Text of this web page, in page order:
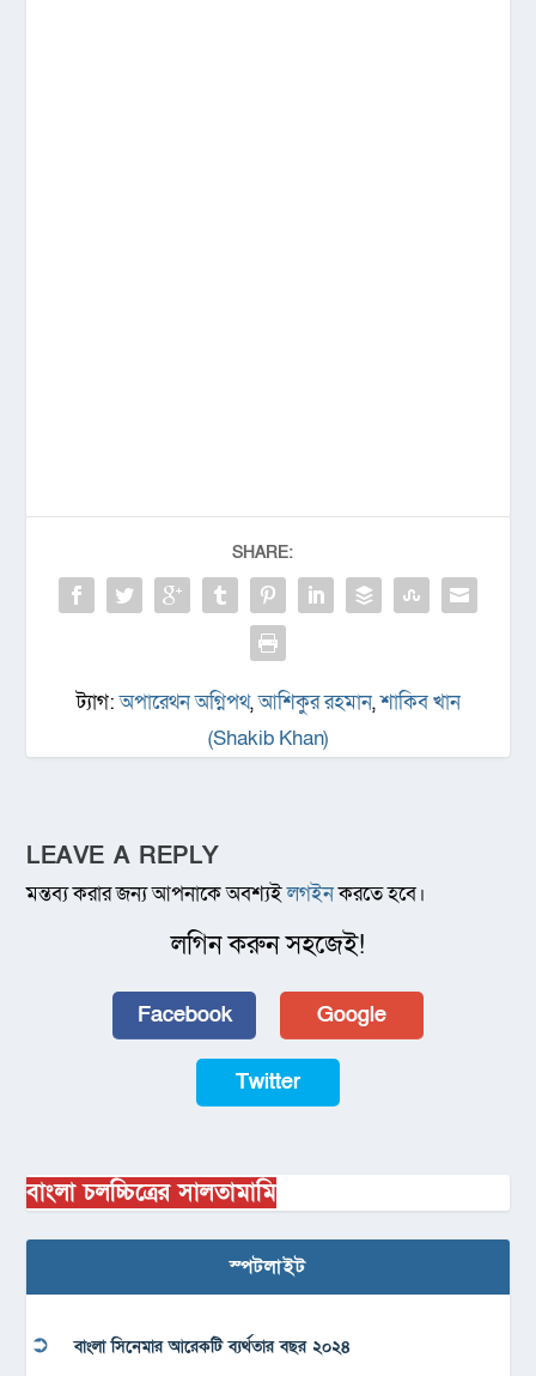
SHARE:
ট্যাগ:অপারেথন অগ্নিপথ,আশিকুর রহমান,শাকিব খান
(Shakib Khan)
LEAVE A REPLY
মন্তব্য করার জন্য আপনাকে অবশ্যইলগইনকরতে হবে।
লগিন করুন সহজেই!
Facebook Google
Twitter
বাংলা চলচ্চিত্রের সালতামামি
স্পটলাইট
বাংলা সিনেমার আরেকটি ব্যর্থতার বছর ২০২৪